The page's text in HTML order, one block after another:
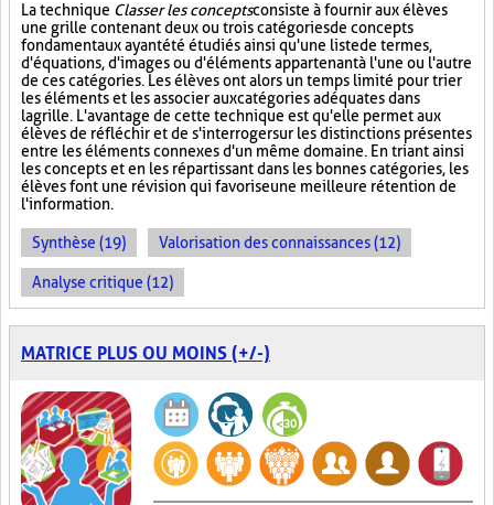
La technique Classer les conceptsconsiste à fournir aux élèves
une grille contenant deux ou trois catégories de concepts
fondamentaux ayant été étudiés ainsi qu'une liste de termes,
d'équations, d'images ou d'éléments appartenant à l'une ou l'autre
de ces catégories. Les élèves ont alors un temps limité pour trier
les éléments et les associer aux catégories adéquates dans
la grille. L'avantage de cette technique est qu'elle permet aux
élèves de réfléchir et de s'interroger sur les distinctions présentes
entre les éléments connexes d'un même domaine. En triant ainsi
les concepts et en les répartissant dans les bonnes catégories, les
élèves font une révision qui favorise une meilleure rétention de
l'information.
Synthèse (19) Valorisation des connaissances (12)
Analyse critique (12)
MATRICE PLUS OU MOINS (+/-)